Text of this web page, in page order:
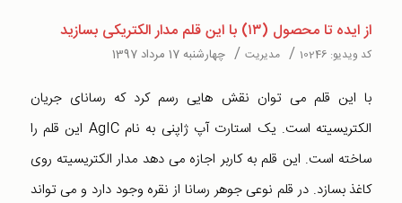
از ایده تا محصول (۱۳) با این قلم مدار الکتریکی بسازید
کد ویدیو: 10246
/ مدیریت/ چهارشنبه 17 مرداد 1397
با این قلم می توان نقش هایی رسم کرد که رسانای جریان
الکتریسیته است. یک استارت آپ ژاپنی به نام AgIC این قلم را
ساخته است. این قلم به کاربر اجازه می دهد مدار الکتریسیته روی
کاغذ بسازد. در قلم نوعی جوهر رسانا از نقره وجود دارد و می تواند